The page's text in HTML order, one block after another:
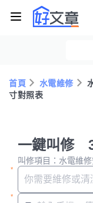
首頁 水電維修
寸對照表
一鍵叫修
叫修項目：水電維